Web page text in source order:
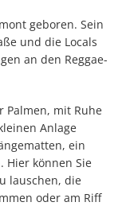
geboren. Sein
und die Locals
an den Reggae-
Palmen, mit Ruhe
Anlage
ein
Hier können Sie
lauschen, die
oder am Riff